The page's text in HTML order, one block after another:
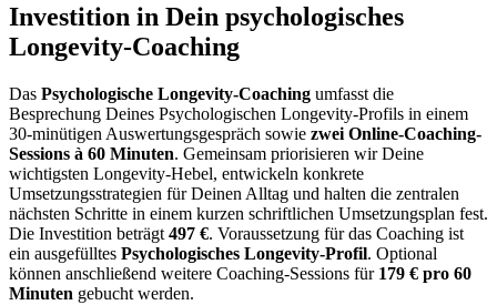
Investition in Dein psychologisches
Longevity-Coaching
Das Psychologische Longevity-Coaching umfasst die
Besprechung Deines Psychologischen Longevity-Profils in einem
30-minütigen Auswertungsgespräch sowie zwei Online-Coaching-
Sessions à 60 Minuten. Gemeinsam priorisieren wir Deine
wichtigsten Longevity-Hebel, entwickeln konkrete
Umsetzungsstrategien für Deinen Alltag und halten die zentralen
nächsten Schritte in einem kurzen schriftlichen Umsetzungsplan fest.
Die Investition beträgt497 €. Voraussetzung für das Coaching ist
ein ausgefülltes Psychologisches Longevity-Profil. Optional
können anschließend weitere Coaching-Sessions für 179 € pro 60
Minuten gebucht werden.